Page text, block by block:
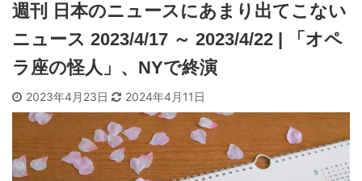
週刊 日本のニュースにあまり出てこない
ニュース 2023/4/17 ～ 2023/4/22 | 「オペ
ラ座の怪人」、NYで終演
2023年4月23日 2024年4月11日